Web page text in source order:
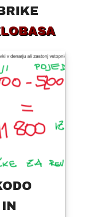
IN